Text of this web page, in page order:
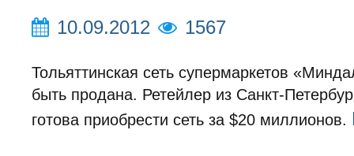
10.09.2012 1567
Тольяттинская сеть супермаркетов
быть продана. Ретейлер из Санкт-
готова приобрести сеть за $20 миллионов.